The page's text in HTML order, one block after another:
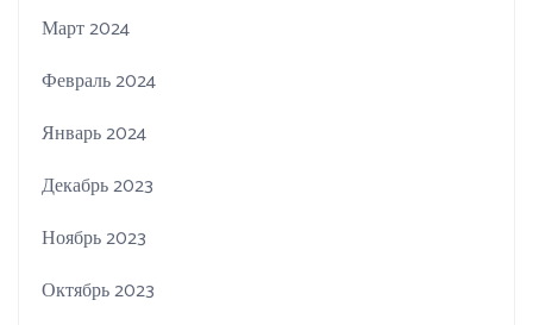
Март 2024
Февраль 2024
Январь 2024
Декабрь 2023
Ноябрь 2023
Октябрь 2023